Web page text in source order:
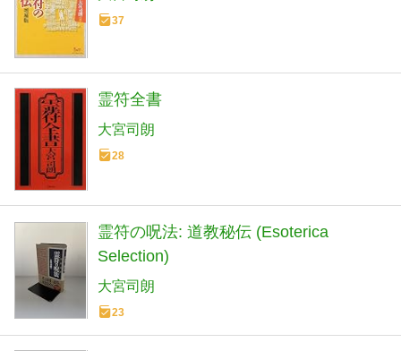
37
霊符全書
大宮司朗
28
霊符の呪法: 道教秘伝 (Esoterica
Selection)
大宮司朗
23